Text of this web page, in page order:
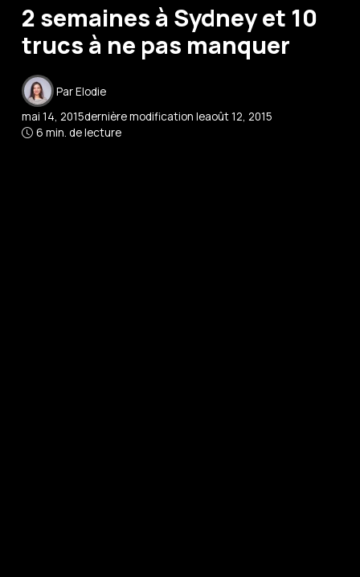
2 semaines à Sydney et 10
trucs à ne pas manquer
ParElodie
mai 14, 2015dernière modification leaoût 12, 2015
6 min. de lecture